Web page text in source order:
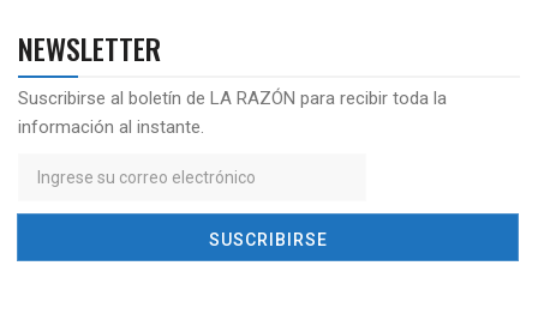
NEWSLETTER
Suscribirse al boletín de LA RAZÓN para recibir toda la
información al instante.